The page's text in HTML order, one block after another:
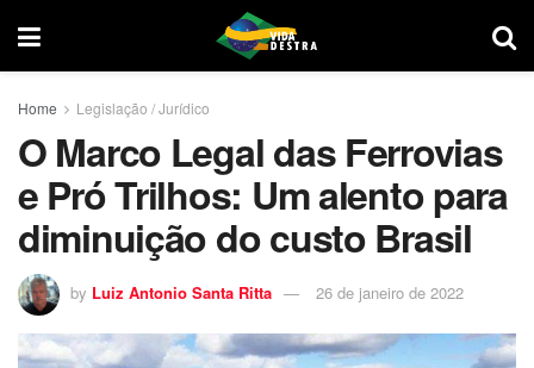
Home Legislação / Jurídico
O Marco Legal das Ferrovias
e Pró Trilhos: Um alento para
diminuição do custo Brasil
by Luiz Antonio Santa Ritta 26 de janeiro de 2022